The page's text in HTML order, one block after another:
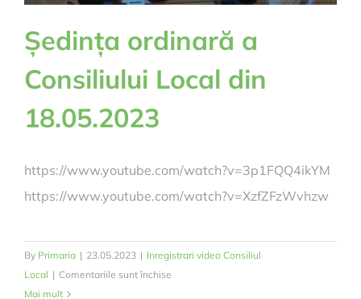
Ședința ordinară a
Consiliului Local din
18.05.2023
https://www.youtube.com/watch?v=3p1FQQ4ikYM
https://www.youtube.com/watch?v=XzfZFzWvhzw
By Primaria | 23.05.2023 | Inregistrari video Consiliul
Local | Comentariile sunt închise
Mai mult